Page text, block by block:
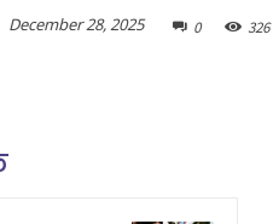
December 28, 2025 0 326